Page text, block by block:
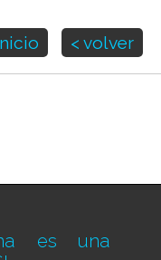
< volver
es una